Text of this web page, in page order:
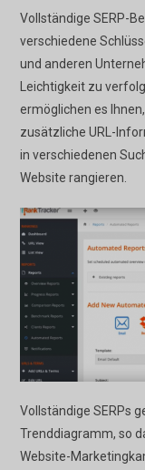
Vollständige SERP-
verschiedene
und anderen
Leichtigkeit zu
ermöglichen es
zusätzliche URL-
in verschiedenen
Website rangieren.
Vollständige SERPs
Trenddiagramm, so
Website-